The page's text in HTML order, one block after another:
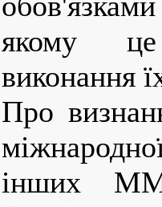
якому
виконання
Про
інших